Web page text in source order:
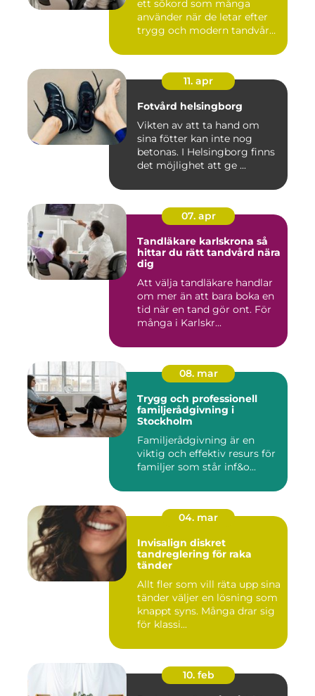
ett sökord som många
använder när de letar efter
trygg och modern tandvård
11. apr
Fotvård helsingborg
Vikten av att ta hand om
sina fötter kan inte nog
betonas. I Helsingborg finns
det möjlighet att ge ...
07. apr
Tandläkare karlskrona så
hittar du rätt tandvård nära
dig
Att välja tandläkare handlar
om mer än att bara boka en
tid när en tand gör ont. För
många i Karlskr...
08. mar
Trygg och professionell
familjerådgivning i
Stockholm
Familjerådgivning är en
viktig och effektiv resurs för
familjer som står inf&o...
04. mar
Invisalign diskret
tandreglering för raka
tänder
Allt fler som vill räta upp sina
tänder väljer en lösning som
knappt syns. Många drar sig
för klassi...
10. feb